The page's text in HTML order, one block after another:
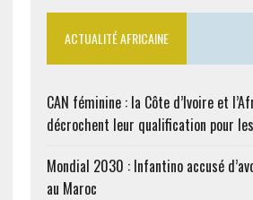
ACTUALITÉ AFRICAINE
CAN féminine : la Côte d’Ivoire et
décrochent leur qualification pour
Mondial 2030 : Infantino accusé
au Maroc